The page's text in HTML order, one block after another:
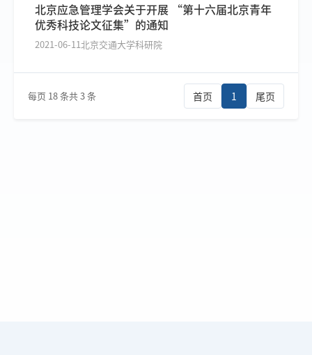
北京应急管理学会关于开展 “第十六届北京青年
优秀科技论文征集”的通知
2021-06-11北京交通大学科研院
每页 18 条共 3 条 首页 1 尾页